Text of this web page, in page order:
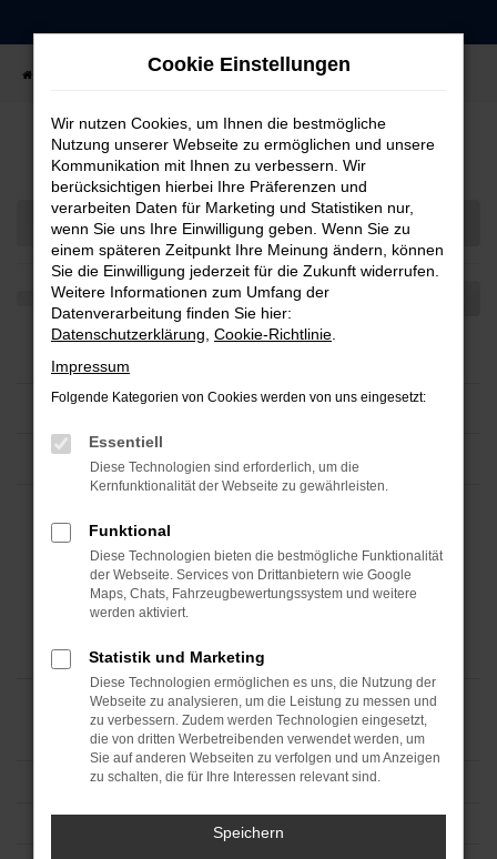
Zum
springen
Fahrzeugangebote Fahrzeug-Showroom
Fahrzeugsuche
Cookie Einstellungen
Wir nutzen Cookies, um Ihnen die bestmögliche
Nutzung unserer Webseite zu ermöglichen und unsere
Kommunikation mit Ihnen zu verbessern. Wir
berücksichtigen hierbei Ihre Präferenzen und
verarbeiten Daten für Marketing und Statistiken nur,
wenn Sie uns Ihre Einwilligung geben. Wenn Sie zu
einem späteren Zeitpunkt Ihre Meinung ändern, können
Sie die Einwilligung jederzeit für die Zukunft widerrufen.
Weitere Informationen zum Umfang der
Datenverarbeitung finden Sie hier:
Datenschutzerklärung Cookie-Richtlinie
Impressum
Folgende Kategorien von Cookies werden von uns eingesetzt:
Essentiell
Diese Technologien sind erforderlich, um die
Kernfunktionalität der Webseite zu gewährleisten.
Funktional
Diese Technologien bieten die bestmögliche Funktionalität
der Webseite. Services von Drittanbietern wie Google
Maps, Chats, Fahrzeugbewertungssystem und weitere
werden aktiviert.
Statistik und Marketing
Diese Technologien ermöglichen es uns, die Nutzung der
Webseite zu analysieren, um die Leistung zu messen und
zu verbessern. Zudem werden Technologien eingesetzt,
die von dritten Werbetreibenden verwendet werden, um
Sie auf anderen Webseiten zu verfolgen und um Anzeigen
zu schalten, die für Ihre Interessen relevant sind.
Speichern